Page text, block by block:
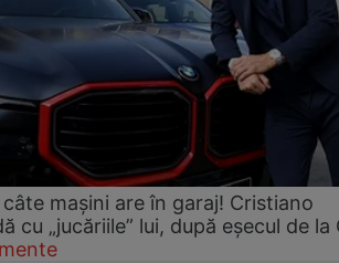
mașini are în garaj! Cristiano
cu „jucăriile” lui, după eșecul de la